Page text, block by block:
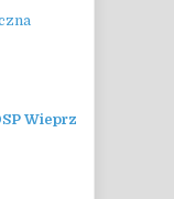
Wieprz